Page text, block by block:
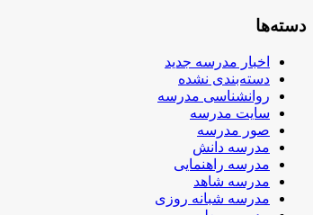
دسته‌ها
اخبار مدرسه جدید
دسته‌بندی نشده
روانشناسی مدرسه
سایت مدرسه
صور مدرسه
مدرسه دانش
مدرسه راهنمایی
مدرسه شاهد
مدرسه شبانه روزی